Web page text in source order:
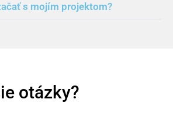
s mojím projektom?
otázky?